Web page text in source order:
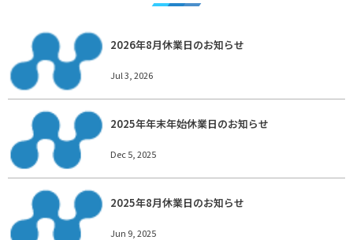
2026年8月休業日のお知らせ
Jul 3, 2026
2025年年末年始休業日のお知らせ
Dec 5, 2025
2025年8月休業日のお知らせ
Jun 9, 2025